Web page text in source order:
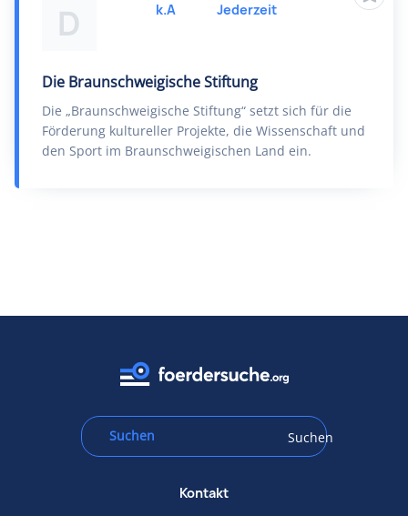
D
Die Braunschweigische Stiftung
Die „Braunschweigische Stiftung“ setzt sich für die
Förderung kultureller Projekte, die Wissenschaft und
den Sport im Braunschweigischen Land ein.
k.A Jederzeit
Suchen
Kontakt